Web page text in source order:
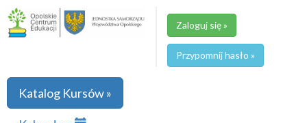
Zaloguj się »
Przypomnij hasło »
Katalog Kursów »